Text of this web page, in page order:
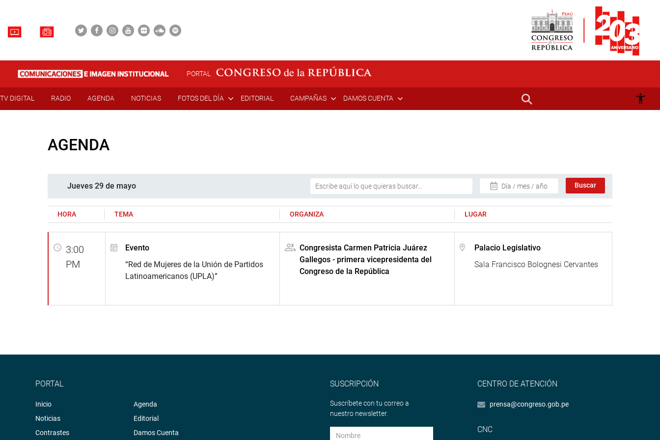
PORTAL
TV DIGITAL RADIO AGENDA NOTICIAS FOTOS DEL DÍA EDITORIAL CAMPAÑAS DAMOS CUENTA
AGENDA
Jueves 29 de mayo Día / mes / año
HORA TEMA ORGANIZA LUGAR
3:00
PM
Evento
“Red de Mujeres de la Unión de Partidos
Latinoamericanos (UPLA)”
Congresista Carmen Patricia Juárez
Gallegos - primera vicepresidenta del
Congreso de la República
Palacio Legislativo
Sala Francisco Bolognesi Cervantes
PORTAL
Inicio
Noticias
Contrastes
Agenda
Editorial
Damos Cuenta
SUSCRIPCIÓN
Suscríbete con tu correo a
nuestro newsletter.
CENTRO DE ATENCIÓN
prensa@congreso.gob.pe
CNC